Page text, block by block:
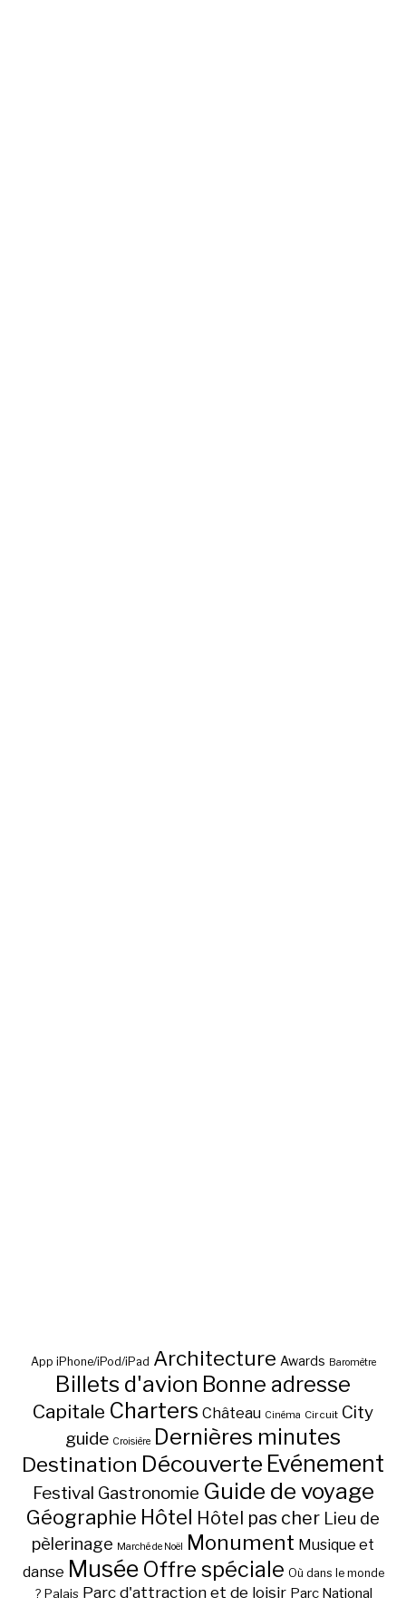
App iPhone/iPod/iPad Architecture Awards Baromètre
Billets d'avion Bonne adresse
Capitale Charters Château Cinéma Circuit City
guide Croisière Dernières minutes
Destination Découverte Evénement
Festival Gastronomie Guide de voyage
Géographie Hôtel Hôtel pas cher Lieu de
pèlerinage Marché de Noël Monument Musique et
danse Musée Offre spéciale Où dans le monde
? Palais Parc d'attraction et de loisir Parc National